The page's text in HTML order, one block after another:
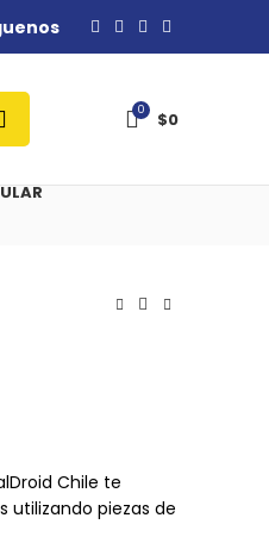
0 $0
Chile te
utilizando piezas de